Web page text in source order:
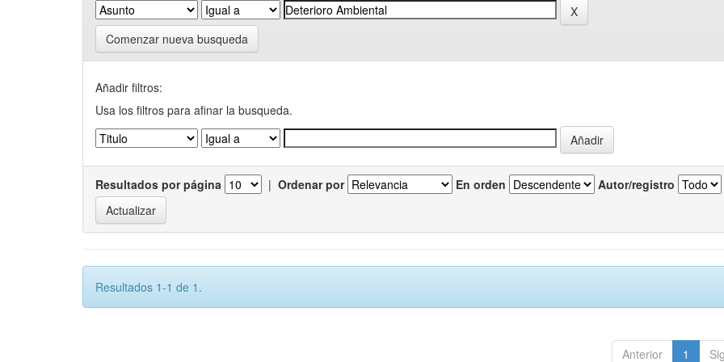
Comenzar nueva busqueda
Añadir filtros:
Usa los filtros para afinar la busqueda.
Resultados por página | Ordenar por En orden Autor/registro
Resultados 1-1 de 1.
Anterior 1